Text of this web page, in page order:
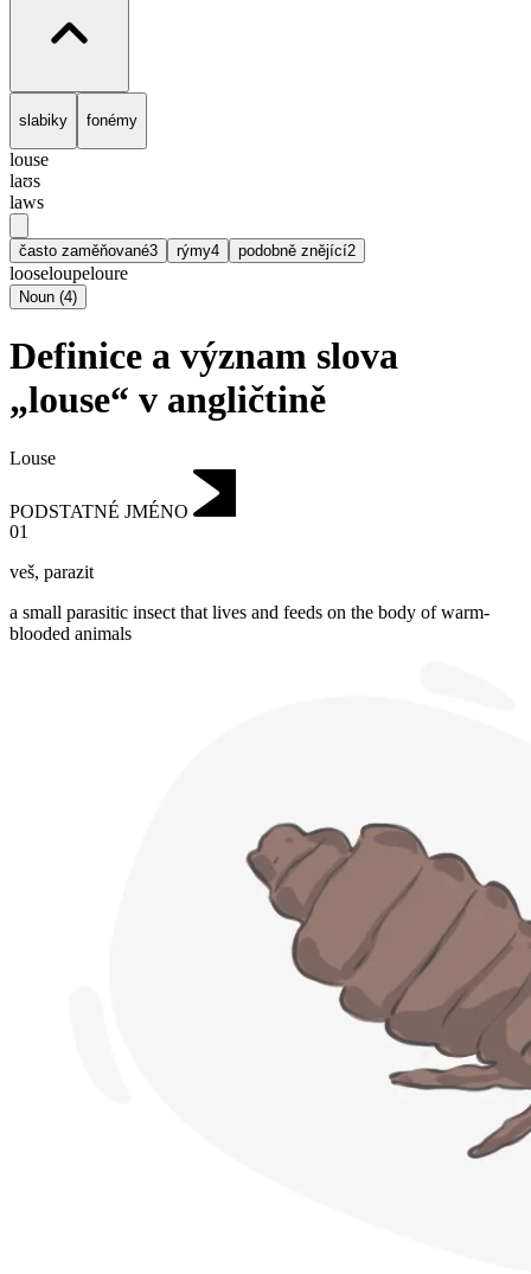
slabiky fonémy
louse
laʊs
laws
často zaměňované3 rýmy4 podobně znějící2
looseloupeloure
Noun (4)
Definice a význam slova
„louse“ v angličtině
Louse
PODSTATNÉ JMÉNO
01
veš, parazit
a small parasitic insect that lives and feeds on the body of warm-
blooded animals